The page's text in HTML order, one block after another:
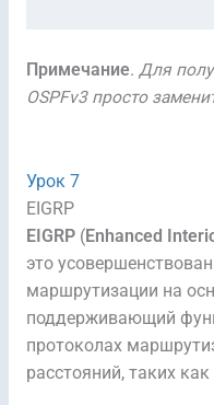
Примечание. Для
OSPFv3 просто
Урок 7
EIGRP
EIGRP(Enhanced
это
маршрутизации на
поддерживающий
протоколах
расстояний, таких как